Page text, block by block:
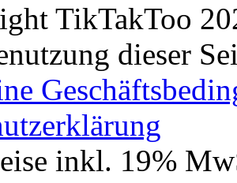
TikTakToo
dieser
inkl. 19%